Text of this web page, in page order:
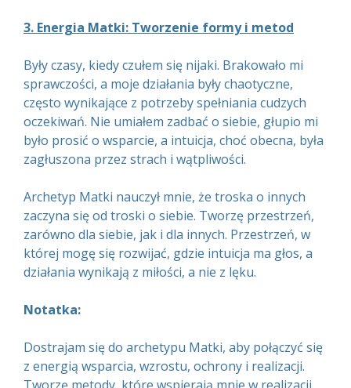
3. Energia Matki: Tworzenie formy i metod
Były czasy, kiedy czułem się nijaki. Brakowało mi
sprawczości, a moje działania były chaotyczne,
często wynikające z potrzeby spełniania cudzych
oczekiwań. Nie umiałem zadbać o siebie, głupio mi
było prosić o wsparcie, a intuicja, choć obecna, była
zagłuszona przez strach i wątpliwości.
Archetyp Matki nauczył mnie, że troska o innych
zaczyna się od troski o siebie. Tworzę przestrzeń,
zarówno dla siebie, jak i dla innych. Przestrzeń, w
której mogę się rozwijać, gdzie intuicja ma głos, a
działania wynikają z miłości, a nie z lęku.
Notatka:
Dostrajam się do archetypu Matki, aby połączyć się
z energią wsparcia, wzrostu, ochrony i realizacji.